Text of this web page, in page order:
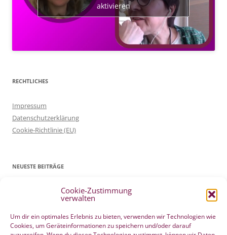
Cookie-Zustimmung
verwalten
Um dir ein optimales Erlebnis zu bieten, verwenden wir Technologien wie
Cookies, um Geräteinformationen zu speichern und/oder darauf
aktivieren
RECHTLICHES
Impressum
Datenschutzerklärung
Cookie-Richtlinie (EU)
NEUESTE BEITRÄGE
Patientenverfügung Geburt vertreten in WELTWOCHE DER GEBURT
Filmtipp – Die sichere Geburt 19. Mai 2021
Integration eigener Erfahrungen aus der Pränatalzeit 10. März 2021